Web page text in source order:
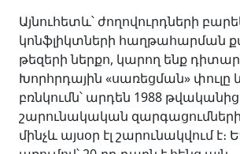
Այնուհետև՝ ժողովուրդների
կոնֆլիկտների հաղթահարման
թեզերի ներքո, կարող ենք
Խորհրդային «սառեցման» փուլը
բռնկումն՝ արդեն 1988
շարունակական
մինչև այսօր էլ շարունակվում է։